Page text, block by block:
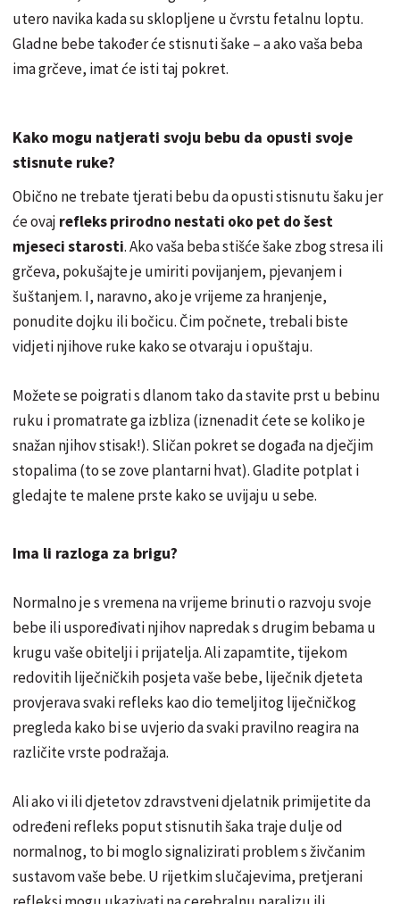
utero navika kada su sklopljene u čvrstu fetalnu loptu.
Gladne bebe također će stisnuti šake – a ako vaša beba
ima grčeve, imat će isti taj pokret.
Kako mogu natjerati svoju bebu da opusti svoje
stisnute ruke?
Obično ne trebate tjerati bebu da opusti stisnutu šaku jer
će ovaj refleks prirodno nestati oko pet do šest
mjeseci starosti. Ako vaša beba stišće šake zbog stresa ili
grčeva, pokušajte je umiriti povijanjem, pjevanjem i
šuštanjem. I, naravno, ako je vrijeme za hranjenje,
ponudite dojku ili bočicu. Čim počnete, trebali biste
vidjeti njihove ruke kako se otvaraju i opuštaju.
Možete se poigrati s dlanom tako da stavite prst u bebinu
ruku i promatrate ga izbliza (iznenadit ćete se koliko je
snažan njihov stisak!). Sličan pokret se događa na dječjim
stopalima (to se zove plantarni hvat). Gladite potplat i
gledajte te malene prste kako se uvijaju u sebe.
Ima li razloga za brigu?
Normalno je s vremena na vrijeme brinuti o razvoju svoje
bebe ili uspoređivati ​​njihov napredak s drugim bebama u
krugu vaše obitelji i prijatelja. Ali zapamtite, tijekom
redovitih liječničkih posjeta vaše bebe, liječnik djeteta
provjerava svaki refleks kao dio temeljitog liječničkog
pregleda kako bi se uvjerio da svaki pravilno reagira na
različite vrste podražaja.
Ali ako vi ili djetetov zdravstveni djelatnik primijetite da
određeni refleks poput stisnutih šaka traje dulje od
normalnog, to bi moglo signalizirati problem s živčanim
sustavom vaše bebe. U rijetkim slučajevima, pretjerani